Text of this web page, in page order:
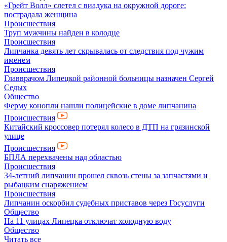
«Грейт Волл» слетел с виадука на окружной дороге:
пострадала женщина
Происшествия
Труп мужчины найден в колодце
Происшествия
Липчанка девять лет скрывалась от следствия под чужим
именем
Происшествия
Главврачом Липецкой районной больницы назначен Сергей
Седых
Общество
Ферму конопли нашли полицейские в доме липчанина
Происшествия
Китайский кроссовер потерял колесо в ДТП на грязинской
улице
Происшествия
БПЛА перехвачены над областью
Происшествия
34-летний липчанин прошел сквозь стены за запчастями и
рыбацким снаряжением
Происшествия
Липчанин оскорбил судебных приставов через Госуслуги
Общество
На 11 улицах Липецка отключат холодную воду
Общество
Читать все